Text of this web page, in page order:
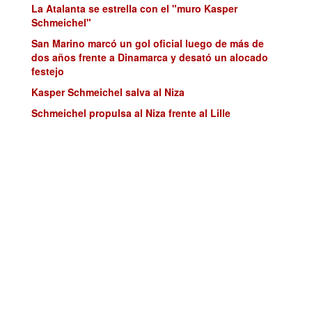
La Atalanta se estrella con el "muro Kasper
Schmeichel"
San Marino marcó un gol oficial luego de más de
dos años frente a Dinamarca y desató un alocado
festejo
Kasper Schmeichel salva al Niza
Schmeichel propulsa al Niza frente al Lille